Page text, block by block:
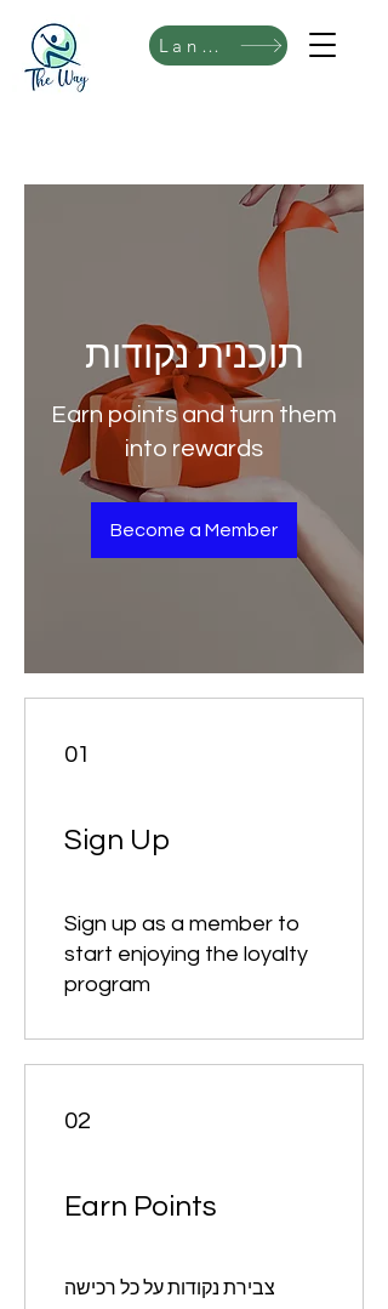
Language
תוכנית נקודות
Earn points and turn them
into rewards
Become a Member
01
Sign Up
Sign up as a member to
start enjoying the loyalty
program
02
Earn Points
צבירת נקודות על כל רכישה